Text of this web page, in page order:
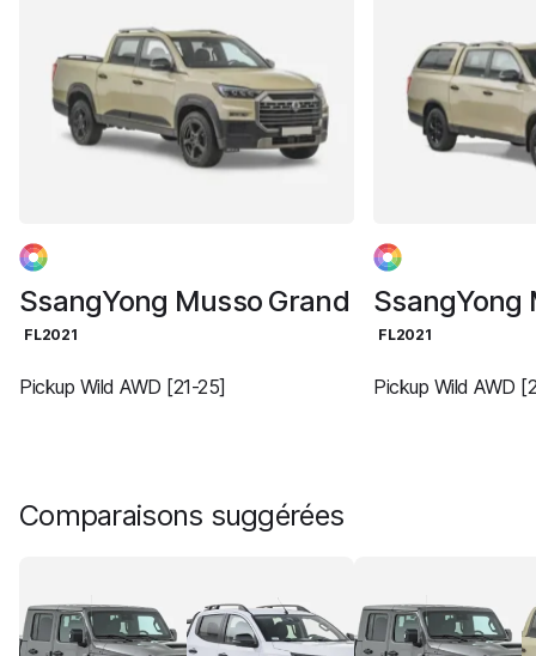
SsangYong Musso Grand
FL2021
Pickup Wild AWD [21-25]
SsangYong
FL2021
Pickup Wild AWD
Comparaisons suggérées